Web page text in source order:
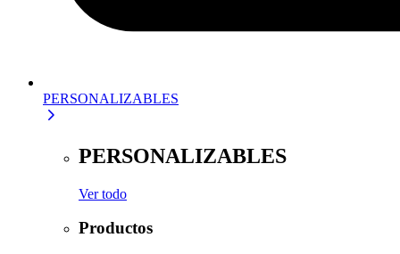
PERSONALIZABLES
PERSONALIZABLES
Ver todo
Productos